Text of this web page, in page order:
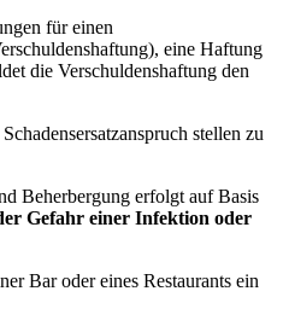
für einen
eine Haftung
die Verschuldenshaftung den
stellen zu
Beherbergung erfolgt auf Basis
Gefahr einer Infektion oder
Bar oder eines Restaurants ein